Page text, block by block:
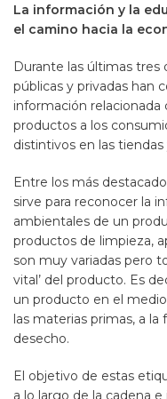
La información y la
el camino hacia la
Durante las últimas tres
públicas y privadas han
información relacionada
productos a los
distintivos en las tiendas
Entre los más
sirve para reconocer la
ambientales de un
productos de limpieza,
son muy variadas pero
vital’ del producto. Es
un producto en el
las materias primas, a la
desecho.
El objetivo de estas
a lo largo de la cadena